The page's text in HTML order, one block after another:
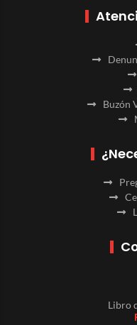
Buzón
Libro